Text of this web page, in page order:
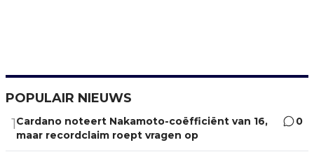
POPULAIR NIEUWS
1Cardano noteert Nakamoto-coëfficiënt van 16,
maar recordclaim roept vragen op
0